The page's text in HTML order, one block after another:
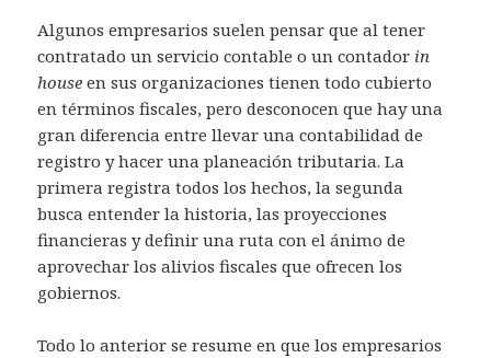
Algunos empresarios suelen pensar que al tener
contratado un servicio contable o un contador in
house en sus organizaciones tienen todo cubierto
en términos fiscales, pero desconocen que hay una
gran diferencia entre llevar una contabilidad de
registro y hacer una planeación tributaria. La
primera registra todos los hechos, la segunda
busca entender la historia, las proyecciones
financieras y definir una ruta con el ánimo de
aprovechar los alivios fiscales que ofrecen los
gobiernos.
Todo lo anterior se resume en que los empresarios